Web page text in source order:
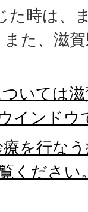
た時は、
た、滋
ついては
インドウ
療を行な
くださ